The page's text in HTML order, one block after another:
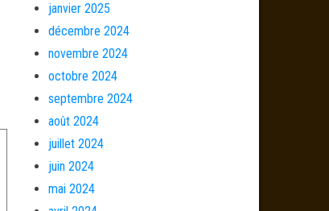
janvier 2025
décembre 2024
novembre 2024
octobre 2024
septembre 2024
août 2024
juillet 2024
juin 2024
mai 2024